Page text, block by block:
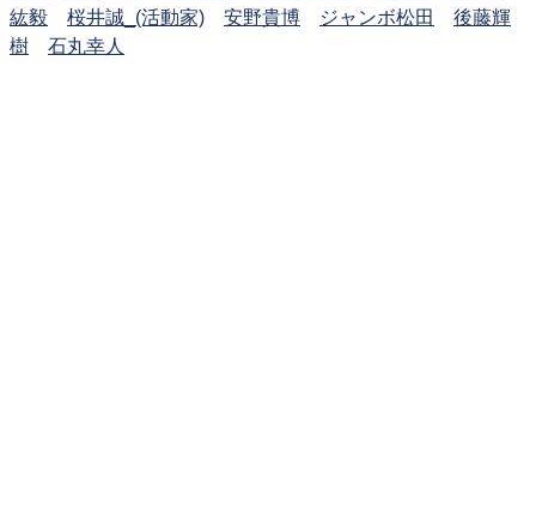
紘毅
桜井誠_(活動家) 安野貴博 ジャンボ松田
後藤輝
樹
石丸幸人